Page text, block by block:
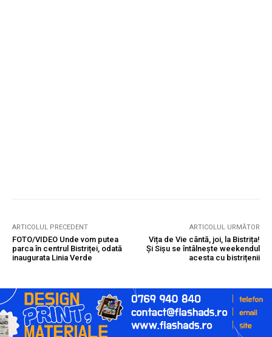
ARTICOLUL PRECEDENT
FOTO/VIDEO Unde vom putea
parca în centrul Bistriței, odată
inaugurata Linia Verde
ARTICOLUL URMĂTOR
Vița de Vie cântă, joi, la Bistrița!
Și Sișu se întâlnește weekendul
acesta cu bistrițenii